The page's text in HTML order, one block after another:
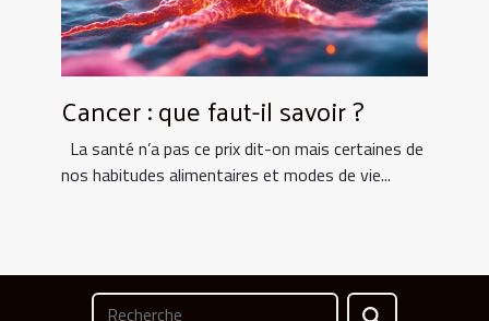
Cancer : que faut-il savoir ?
La santé n’a pas ce prix dit-on mais certaines de
nos habitudes alimentaires et modes de vie...